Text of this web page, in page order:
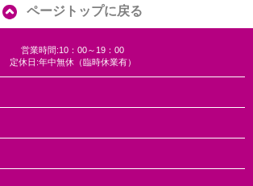
ページトップに戻る
営業時間:10：00～19：00
定休日:年中無休（臨時休業有）